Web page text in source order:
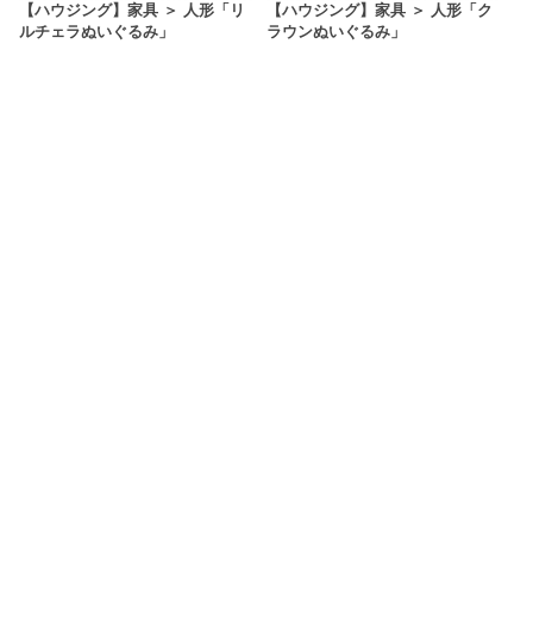
【ハウジング】家具 ＞ 人形「リ
ルチェラぬいぐるみ」
【ハウジング】家具 ＞ 人形「ク
ラウンぬいぐるみ」